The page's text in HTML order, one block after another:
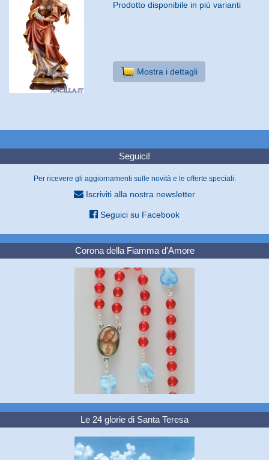
Prodotto disponibile in più varianti
Mostra i dettagli
Seguici!
Per ricevere gli aggiornamenti sulle novità e le offerte speciali:
Iscriviti alla nostra newsletter
Seguici su Facebook
Corona della Fiamma d'Amore
Le 24 glorie di Santa Teresa